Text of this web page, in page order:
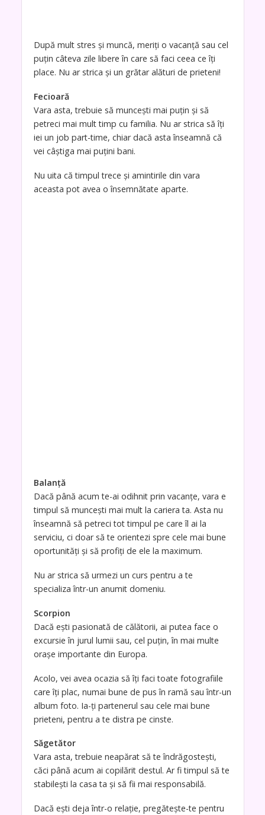
După mult stres şi muncă, meriţi o vacanţă sau cel
puţin câteva zile libere în care să faci ceea ce îţi
place. Nu ar strica şi un grătar alături de prieteni!
Fecioară
Vara asta, trebuie să munceşti mai puţin şi să
petreci mai mult timp cu familia. Nu ar strica să îţi
iei un job part-time, chiar dacă asta înseamnă că
vei câştiga mai puţini bani.
Nu uita că timpul trece şi amintirile din vara
aceasta pot avea o însemnătate aparte.
Balanţă
Dacă până acum te-ai odihnit prin vacanţe, vara e
timpul să munceşti mai mult la cariera ta. Asta nu
înseamnă să petreci tot timpul pe care îl ai la
serviciu, ci doar să te orientezi spre cele mai bune
oportunităţi şi să profiţi de ele la maximum.
Nu ar strica să urmezi un curs pentru a te
specializa într-un anumit domeniu.
Scorpion
Dacă eşti pasionată de călătorii, ai putea face o
excursie în jurul lumii sau, cel puţin, în mai multe
oraşe importante din Europa.
Acolo, vei avea ocazia să îţi faci toate fotografiile
care îţi plac, numai bune de pus în ramă sau într-un
album foto. Ia-ţi partenerul sau cele mai bune
prieteni, pentru a te distra pe cinste.
Săgetător
Vara asta, trebuie neapărat să te îndrăgosteşti,
căci până acum ai copilărit destul. Ar fi timpul să te
stabileşti la casa ta şi să fii mai responsabilă.
Dacă eşti deja într-o relaţie, pregăteşte-te pentru